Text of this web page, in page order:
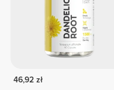
46,92 zł